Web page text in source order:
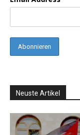
Neuste Artikel